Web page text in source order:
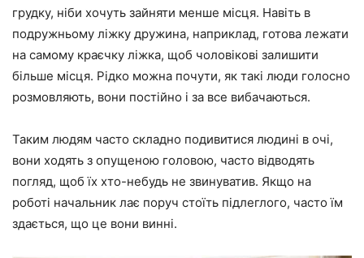
грудку, ніби хочуть зайняти менше місця. Навіть в
подружньому ліжку дружина, наприклад, готова лежати
на самому краєчку ліжка, щоб чоловікові залишити
більше місця. Рідко можна почути, як такі люди голосно
розмовляють, вони постійно і за все вибачаються.⠀
Таким людям часто складно подивитися людині в очі,
вони ходять з опущеною головою, часто відводять
погляд, щоб їх хто-небудь не звинуватив. Якщо на
роботі начальник лає поруч стоїть підлеглого, часто їм
здається, що це вони винні.